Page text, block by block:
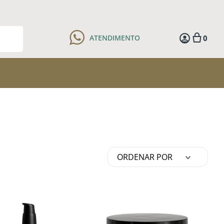
ATENDIMENTO
0
ORDENAR POR